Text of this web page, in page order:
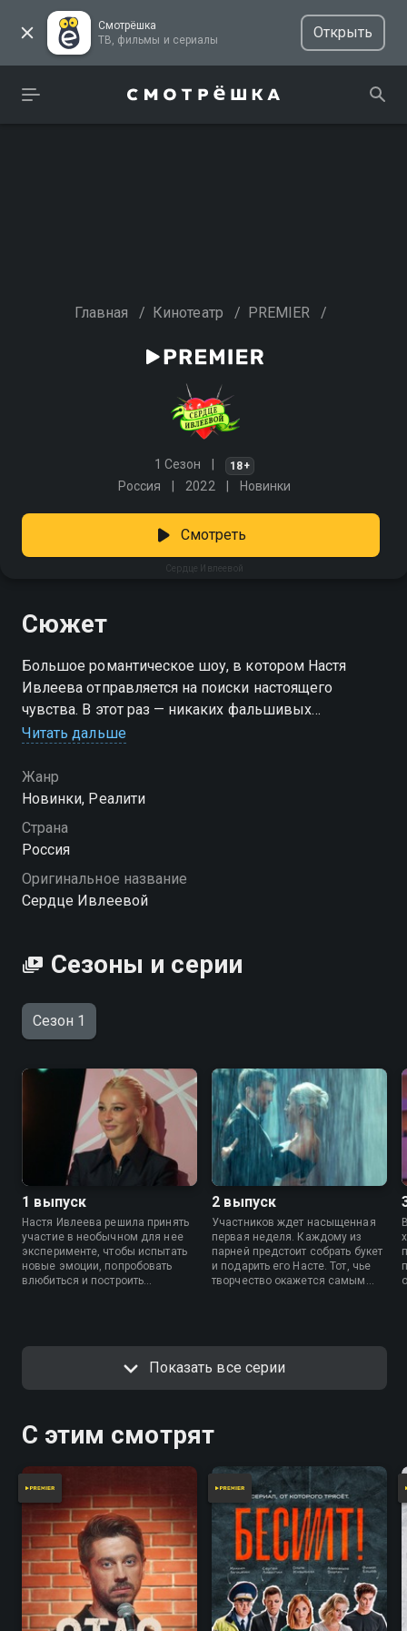
Смотрёшка
ТВ, фильмы и сериалы
Открыть
Главная / Кинотеатр / PREMIER /
1 Сезон 18+
Россия 2022 Новинки
Сердце Ивлеевой
Смотреть
Сюжет
Большое романтическое шоу, в котором Настя
Ивлеева отправляется на поиски настоящего
чувства. В этот раз — никаких фальшивых
красавчиков, охотников за славой и
бороться только те, кто действительно готов к
искренним чувствам и настоящим отношениям. Кто
из них сможет завоевать сердце самой яркой
девушки российского шоу-бизнеса? «Сердце
Читать дальше
Жанр
Новинки, Реалити
Страна
Россия
Оригинальное название
Сердце Ивлеевой
Сезоны и серии
Сезон 1
1 выпуск
Настя Ивлеева решила принять
участие в необычном для нее
эксперименте, чтобы испытать
новые эмоции, попробовать
влюбиться и построить
Но сначала девушке предстоит
выбрать из пришедших на
Анатолий и мама Наталья.
2 выпуск
Участников ждет насыщенная
первая неделя. Каждому из
парней предстоит собрать букет
и подарить его Насте. Тот, чье
творчество окажется самым
Показать все серии
С этим смотрят